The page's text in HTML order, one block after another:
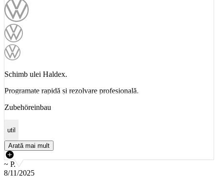
Schimb ulei Haldex.
Programate rapidă și rezolvare profesională.
Zubehöreinbau
util
Arată mai mult
~ P.
8/11/2025